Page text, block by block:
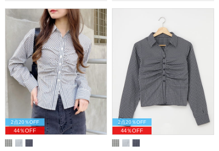
2点20％OFF
44％OFF
2点20％OFF
44％OFF